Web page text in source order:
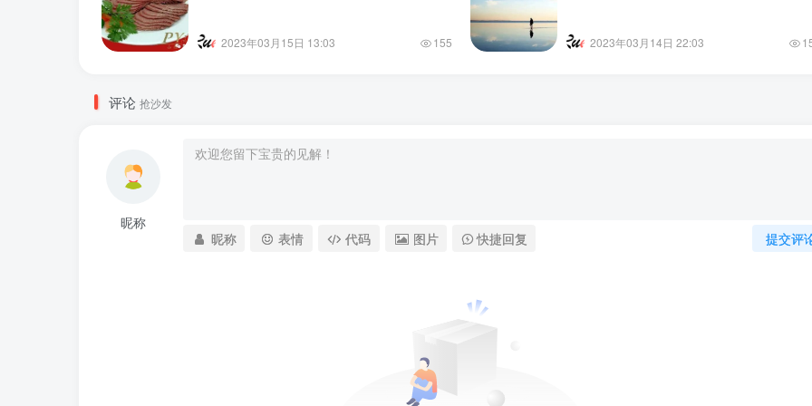
2023年03月15日 13:03 155 2023年03月14日 22:03
评论 抢沙发
昵称
提交评
昵称 表情 代码 图片 快捷回复